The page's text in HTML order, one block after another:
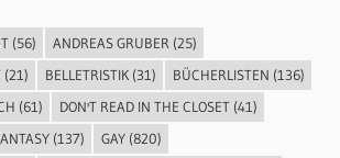
(56) ANDREAS GRUBER (25)
(21) BELLETRISTIK(31) BÜCHERLISTEN (136)
(61) DON'T READ IN THE CLOSET(41)
(137) GAY(820)